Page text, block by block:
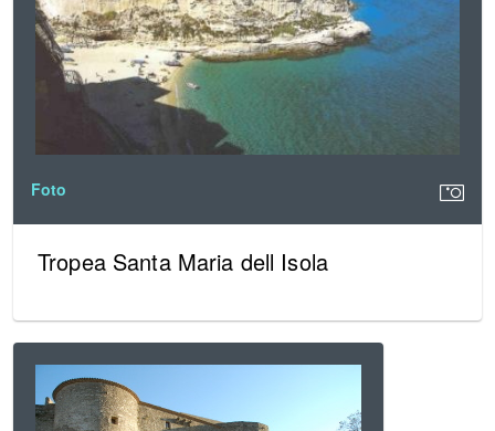
Foto
Tropea Santa Maria dell Isola